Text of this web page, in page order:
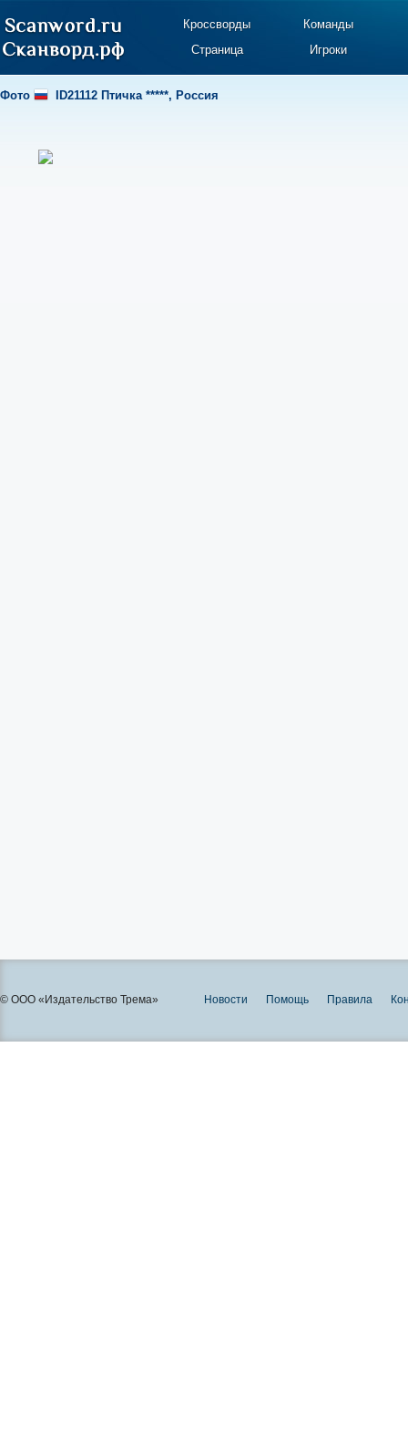
Кроссворды
Команды
Страница
Игроки
Фото ID21112 Птичка *****, Россия
© ООО «Издательство Трема» Новости Помощь Правила